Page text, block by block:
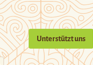
Unterstützt uns